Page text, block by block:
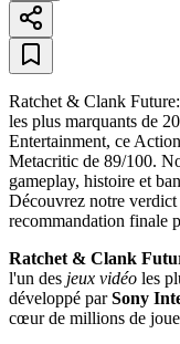
Ratchet & Clank
les plus marquants de
Entertainment, ce
Metacritic de 89/100.
gameplay, histoire et
Découvrez notre
recommandation finale
Ratchet & Clank
l'un des jeux vidéo les
développé parSony
cœur de millions de